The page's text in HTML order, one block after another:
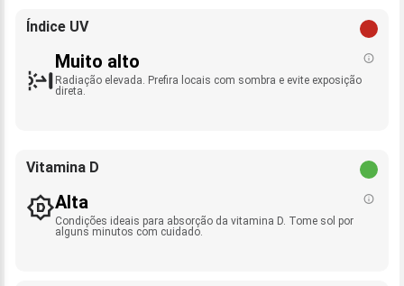
Índice UV
Muito alto
Radiação elevada. Prefira locais com sombra e evite exposição
direta.
Vitamina D
Alta
Condições ideais para absorção da vitamina D. Tome sol por
alguns minutos com cuidado.